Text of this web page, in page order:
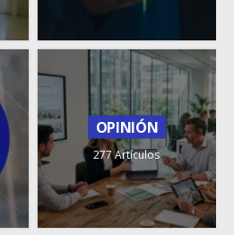
OPINIÓN
277 Artículos